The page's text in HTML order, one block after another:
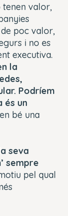
tenen valor,
poc valor,
i no es
executiva.
la
Podríem
és un
bé una
seva
sempre
pel qual